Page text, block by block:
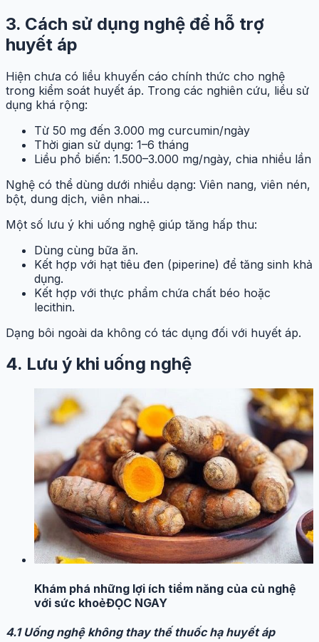
3. Cách sử dụng nghệ để hỗ trợ
huyết áp
Hiện chưa có liều khuyến cáo chính thức cho nghệ
trong kiểm soát huyết áp. Trong các nghiên cứu, liều sử
dụng khá rộng:
Từ 50 mg đến 3.000 mg curcumin/ngày
Thời gian sử dụng: 1–6 tháng
Liều phổ biến: 1.500–3.000 mg/ngày, chia nhiều lần
Nghệ có thể dùng dưới nhiều dạng: Viên nang, viên nén,
bột, dung dịch, viên nhai…
Một số lưu ý khi uống nghệ giúp tăng hấp thu:
Dùng cùng bữa ăn.
Kết hợp với hạt tiêu đen (piperine) để tăng sinh khả
dụng.
Kết hợp với thực phẩm chứa chất béo hoặc
lecithin.
Dạng bôi ngoài da không có tác dụng đối với huyết áp.
4. Lưu ý khi uống nghệ
Khám phá những lợi ích tiềm năng của củ nghệ
với sức khoẻĐỌC NGAY
4.1 Uống nghệ không thay thế thuốc hạ huyết áp